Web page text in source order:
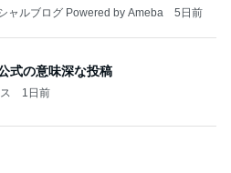
ャルブログ Powered by Ameba 5日前
式の意味深な投稿
1日前